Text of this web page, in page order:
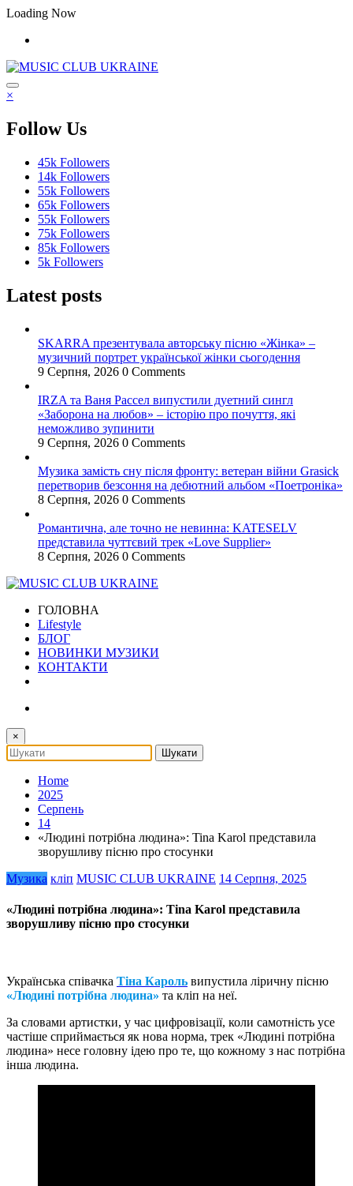
Перейти
контенту
Loading Now
×
Follow Us
45k Followers
14k Followers
55k Followers
65k Followers
55k Followers
75k Followers
85k Followers
5k Followers
Latest posts
SKARRA презентувала авторську пісню «Жінка» –
музичний портрет української жінки сьогодення
9 Серпня, 2026 0 Comments
IRZA та Ваня Рассел випустили дуетний сингл
«Заборона на любов» – історію про почуття, які
неможливо зупинити
9 Серпня, 2026 0 Comments
Музика замість сну після фронту: ветеран війни Grasick
перетворив безсоння на дебютний альбом «Поетроніка»
8 Серпня, 2026 0 Comments
Романтична, але точно не невинна: KATESELV
представила чуттєвий трек «Love Supplier»
8 Серпня, 2026 0 Comments
ГОЛОВНА
Lifestyle
БЛОГ
НОВИНКИ МУЗИКИ
КОНТАКТИ
×
Home
2025
Серпень
14
«Людині потрібна людина»: Tina Karol представила
зворушливу пісню про стосунки
Музика кліп MUSIC CLUB UKRAINE 14 Серпня, 2025
«Людині потрібна людина»: Tina Karol представила
зворушливу пісню про стосунки
Українська співачка Тіна Кароль випустила ліричну пісню
«Людині потрібна людина» та кліп на неї.
За словами артистки, у час цифровізації, коли самотність усе
частіше сприймається як нова норма, трек «Людині потрібна
людина» несе головну ідею про те, що кожному з нас потрібна
інша людина.